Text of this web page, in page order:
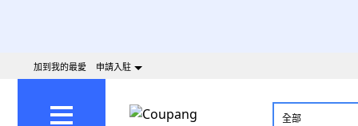
加到我的最愛 申請入駐
全部